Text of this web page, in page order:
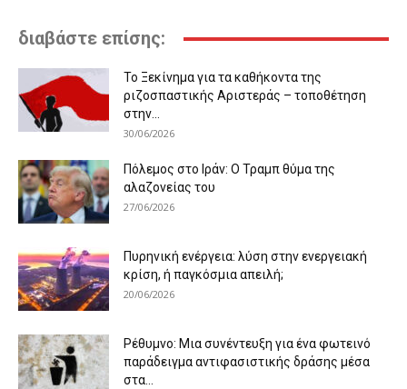
διαβάστε επίσης:
Το Ξεκίνημα για τα καθήκοντα της
ριζοσπαστικής Αριστεράς – τοποθέτηση
στην...
30/06/2026
Πόλεμος στο Ιράν: Ο Τραμπ θύμα της
αλαζονείας του
27/06/2026
Πυρηνική ενέργεια: λύση στην ενεργειακή
κρίση, ή παγκόσμια απειλή;
20/06/2026
Ρέθυμνο: Μια συνέντευξη για ένα φωτεινό
παράδειγμα αντιφασιστικής δράσης μέσα
στα...